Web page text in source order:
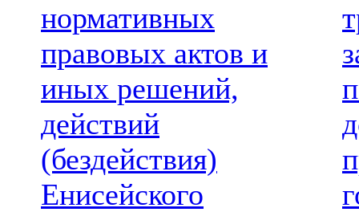
нормативных
правовых актов и
иных решений,
действий
(бездействия)
Енисейского